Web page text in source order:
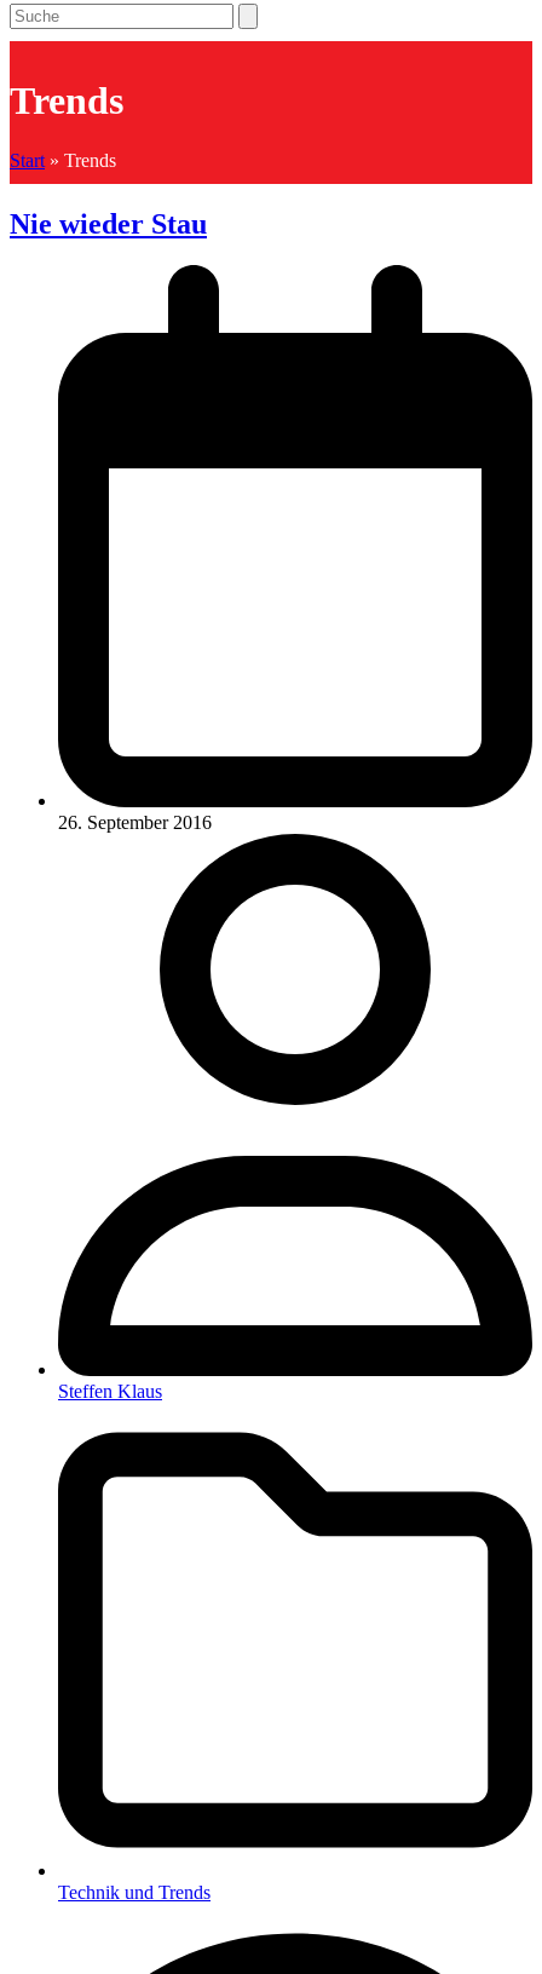
Open
mobile
Close
mobile
Search
Trends
Start » Trends
Nie wieder Stau
26. September 2016
Steffen Klaus
Technik und Trends